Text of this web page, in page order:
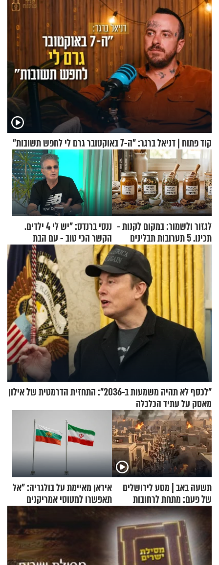
קוד פתוח | דניאל ברגר: "ה-7 באוקטובר גרם לי לחפש תשובות"
לגזור ולשמור: במקום לקנות -
תכינו. 5 תערובות תבלינים
שמתאימות להכל
ננסי ברנדס: "יש לי 4 ילדים.
הקשר הכי טוב - עם הבת
החרדית"
"לכסף לא תהיה משמעות ב-2036": התחזית הדרמטית של אילון
מאסק על עתיד הכלכלה
תשעה באב | מסע לירושלים
של פעם: מתחת לרחובות
ירושלים
איראן מאיימת על בולגריה: "אל
תאפשרו למטוסי אמריקנים
להמריא מהשטח שלכם"